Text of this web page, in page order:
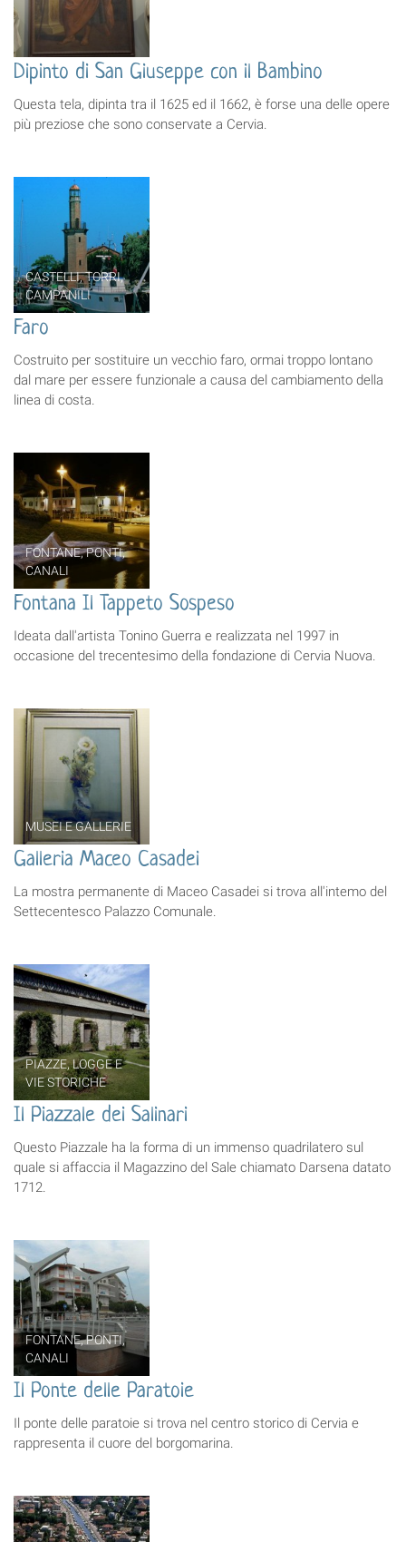
Dipinto di San Giuseppe con il Bambino
Questa tela, dipinta tra il 1625 ed il 1662, è forse una delle opere
più preziose che sono conservate a Cervia.
CASTELLI, TORRI,
CAMPANILI
Faro
Costruito per sostituire un vecchio faro, ormai troppo lontano
dal mare per essere funzionale a causa del cambiamento della
linea di costa.
FONTANE, PONTI,
CANALI
Fontana Il Tappeto Sospeso
Ideata dall'artista Tonino Guerra e realizzata nel 1997 in
occasione del trecentesimo della fondazione di Cervia Nuova.
MUSEI E GALLERIE
Galleria Maceo Casadei
La mostra permanente di Maceo Casadei si trova all'intemo del
Settecentesco Palazzo Comunale.
PIAZZE, LOGGE E
VIE STORICHE
Il Piazzale dei Salinari
Questo Piazzale ha la forma di un immenso quadrilatero sul
quale si affaccia il Magazzino del Sale chiamato Darsena datato
1712.
FONTANE, PONTI,
CANALI
Il Ponte delle Paratoie
Il ponte delle paratoie si trova nel centro storico di Cervia e
rappresenta il cuore del borgomarina.